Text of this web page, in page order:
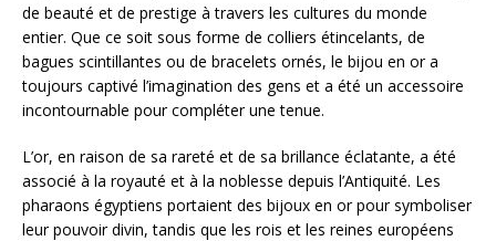
de beauté et de prestige à travers les cultures du monde
entier. Que ce soit sous forme de colliers étincelants, de
bagues scintillantes ou de bracelets ornés, le bijou en or a
toujours captivé l’imagination des gens et a été un accessoire
incontournable pour compléter une tenue.
L’or, en raison de sa rareté et de sa brillance éclatante, a été
associé à la royauté et à la noblesse depuis l’Antiquité. Les
pharaons égyptiens portaient des bijoux en or pour symboliser
leur pouvoir divin, tandis que les rois et les reines européens